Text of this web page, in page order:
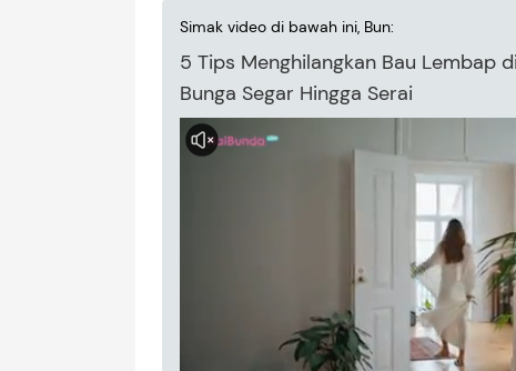
Simak video di bawah ini, Bun:
5 Tips Menghilangkan Bau Lembap
Bunga Segar Hingga Serai